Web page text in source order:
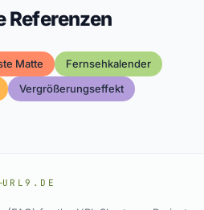
Referenzen
Matte
Fernsehkalender
Vergrößerungseffekt
URL9.DE